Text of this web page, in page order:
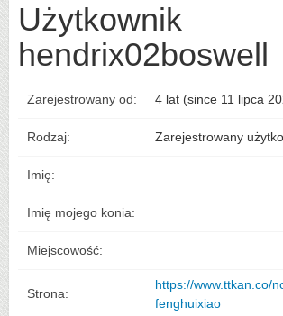
Użytkownik
hendrix02boswell
Zarejestrowany od: 4 lat (since 11 lipca
Rodzaj: Zarejestrowany
Imię:
Imię mojego konia:
Miejscowość:
Strona:
https://www.ttkan.co/
fenghuixiao